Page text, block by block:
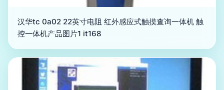
汉华tc 0a02 22英寸电阻 红外感应式触摸查询一体机 触
控一体机产品图片1 it168